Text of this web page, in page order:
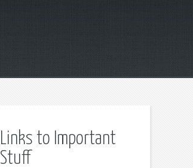
Links to Important
Stuff